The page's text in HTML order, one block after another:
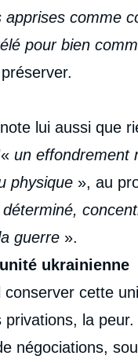
apprises comme
pour bien
lui aussi que
un effondrement
physique », au
guerre ».
ukrainienne
conserver cette
privations, la peur.
négociations,